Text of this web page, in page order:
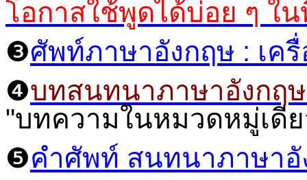
โอกาสใช้พูดได้บ่อย ๆ ใ
❸ศัพท์ภาษาอังกฤษ : เค
❹บทสนทนาภาษาอังกฤ
"บทความในหมวดหมู่เดี
❺คำศัพท์ สนทนาภาษาอั